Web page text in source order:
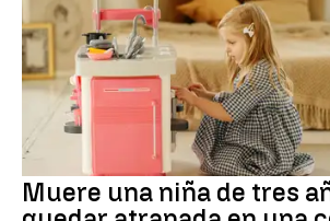
Muere una niña de tres